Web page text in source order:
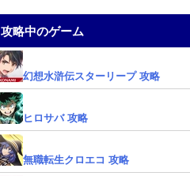
攻略中のゲーム
幻想水滸伝スターリープ 攻略
ヒロサバ 攻略
無職転生クロエコ 攻略